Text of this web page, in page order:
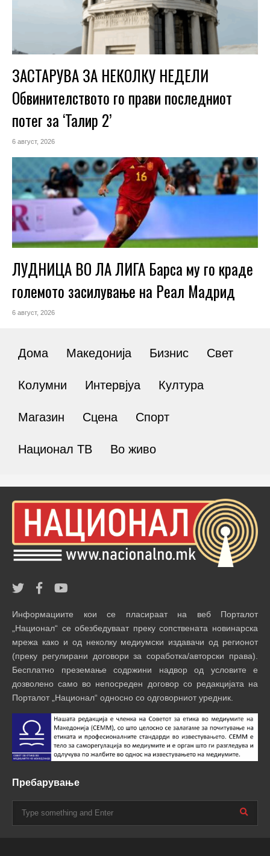
ЗАСТАРУВА ЗА НЕКОЛКУ НЕДЕЛИ
Обвинителството го прави последниот
потег за ‘Талир 2’
6 август, 2026
ЛУДНИЦА ВО ЛА ЛИГА Барса му го краде
големото засилување на Реал Мадрид
6 август, 2026
Дома Македонија Бизнис Свет
Колумни Интервјуа Култура
Магазин Сцена Спорт
Национал ТВ Во живо
Информациите кои се пласираат на веб Порталот
„Национал“ се обезбедуваат преку сопствената новинарска
мрежа како и од неколку медиумски издавачи од регионот
(преку регулирани договори за соработка/авторски права).
Бесплатно преземање содржини надвор од условите е
дозволено само во непосреден договор со редакцијата на
Порталот „Национал“ односно со одговорниот уредник.
Пребарување